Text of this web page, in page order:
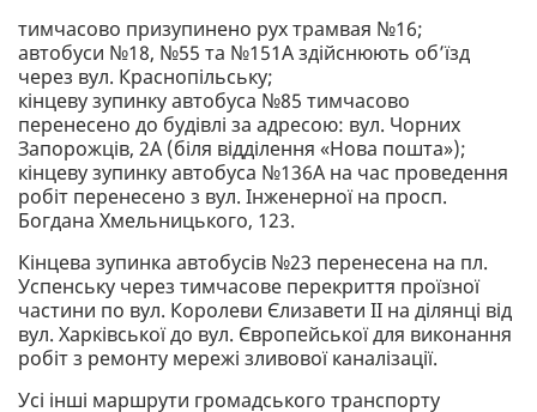
тимчасово призупинено рух трамвая №16;
автобуси №18, №55 та №151А здійснюють об’їзд
через вул. Краснопільську;
кінцеву зупинку автобуса №85 тимчасово
перенесено до будівлі за адресою: вул. Чорних
Запорожців, 2А (біля відділення «Нова пошта»);
кінцеву зупинку автобуса №136А на час проведення
робіт перенесено з вул. Інженерної на просп.
Богдана Хмельницького, 123.
Кінцева зупинка автобусів №23 перенесена на пл.
Успенську через тимчасове перекриття проїзної
частини по вул. Королеви Єлизавети II на ділянці від
вул. Харківської до вул. Європейської для виконання
робіт з ремонту мережі зливової каналізації.
Усі інші маршрути громадського транспорту